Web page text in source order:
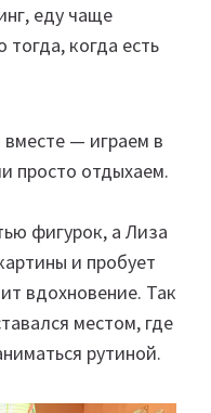
еду чаще
когда есть
— играем в
просто отдыхаем.
фигурок, а Лиза
и пробует
вдохновение. Так
местом, где
рутиной.